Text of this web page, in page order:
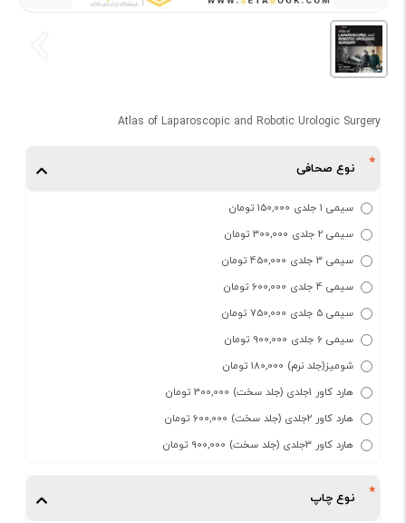
Atlas of Laparoscopic and Robotic Urologic Surgery
نوع صحافی
سیمی 1 جلدی 150,000 تومان
سیمی 2 جلدی 300,000 تومان
سیمی 3 جلدی 450,000 تومان
سیمی 4 جلدی 600,000 تومان
سیمی 5 جلدی 750,000 تومان
سیمی 6 جلدی 900,000 تومان
شومیز(جلد نرم) 180,000 تومان
هارد کاور 1جلدی (جلد سخت) 300,000 تومان
هارد کاور 2جلدی (جلد سخت) 600,000 تومان
هارد کاور 3جلدی (جلد سخت) 900,000 تومان
نوع چاپ